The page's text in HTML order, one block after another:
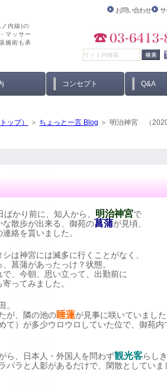
内線)の
マッサー
施術も承
お問い合わせ サ
コンセプト Q&A
ップ） ちょっと一言 Blog 明治神宮 （
ばかり前に、知人から、 明治神宮で
な散歩が出来る、御苑の菖蒲が見頃、
連絡を貰いました。
シは神宮には滅多に行くことがなく、
、菖蒲があったっけ？状態。
で、今朝、思い立って、出勤前に
寄ってみました。
。
が、隣の池の睡蓮が見事に咲いていました
て）が多少ウロウロしていた位で、御苑内
ら、日本人・外国人を問わず観光客らし
パラと人影があるだけで、閑散としていま